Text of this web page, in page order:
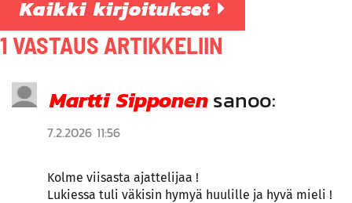
Kaikki kirjoitukset
1 VASTAUS ARTIKKELIIN
Martti Sipponensanoo:
7.2.2026 11:56
Kolme viisasta ajattelijaa !
Lukiessa tuli väkisin hymyä huulille ja hyvä mieli !